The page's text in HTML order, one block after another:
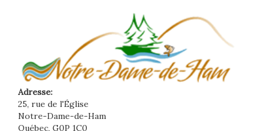
Adresse:
25, rue de l'Église
Notre-Dame-de-Ham
Québec, G0P 1C0